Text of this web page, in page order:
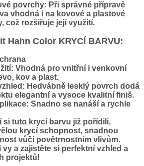
povrchy: Při správné přípravě
vhodná i na kovové a plastové
což rozšiřuje její využití.
Hahn Color KRYCÍ BARVU:
Vhodná pro vnitřní i venkovní
kov a plast.
: Hedvábně lesklý povrch dodá
elegantní a vysoce kvalitní finiš.
Snadno se nanáší a rychle
si tuto krycí barvu již pořídili,
krycí schopnost, snadnou
vůči povětrnostním vlivům.
vy a zajistěte si perfektní vzhled a
projektů!